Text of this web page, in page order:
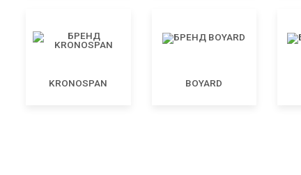
KRONOSPAN BOYARD